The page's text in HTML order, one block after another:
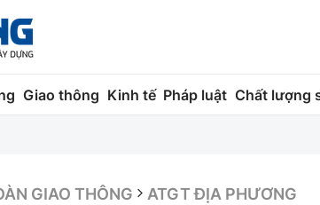
Giao thông Kinh tế Pháp luật Chất lượng
Chỉ đạo điều hành Quản lý
GIAO THÔNG ATGT ĐỊA PHƯƠNG